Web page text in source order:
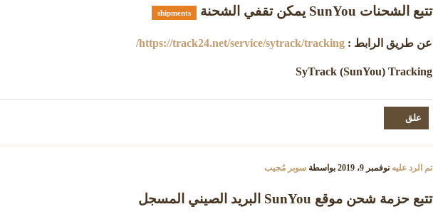
تتبع الشحنات SunYou يمكن تقفي الشحنة shipments
عن طريق الرابط :https://track24.net/service/sytrack/tracking/
SyTrack (SunYou) Tracking
تم الرد عليه نوفمبر 9، 2019 بواسطةسوبر مُجيب
تتبع حزمة شحن موقع SunYou البريد الصيني المسجل